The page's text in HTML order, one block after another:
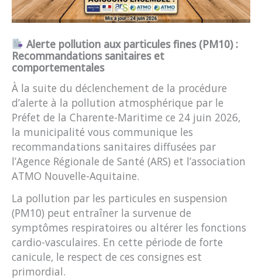
Alerte pollution aux particules fines (PM10) :
Recommandations sanitaires et
comportementales
À la suite du déclenchement de la procédure
d’alerte à la pollution atmosphérique par le
Préfet de la Charente-Maritime ce 24 juin 2026,
la municipalité vous communique les
recommandations sanitaires diffusées par
l’Agence Régionale de Santé (ARS) et l’association
ATMO Nouvelle-Aquitaine.
La pollution par les particules en suspension
(PM10) peut entraîner la survenue de
symptômes respiratoires ou altérer les fonctions
cardio-vasculaires. En cette période de forte
canicule, le respect de ces consignes est
primordial.